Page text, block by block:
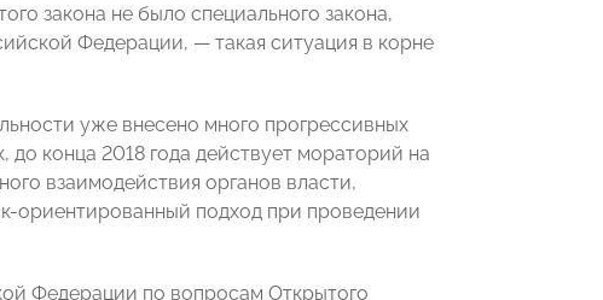
закона не было специального закона,
Федерации, — такая ситуация в корне
уже внесено много прогрессивных
конца 2018 года действует мораторий на
взаимодействия органов власти,
ориентированный подход при проведении
Федерации по вопросам Открытого